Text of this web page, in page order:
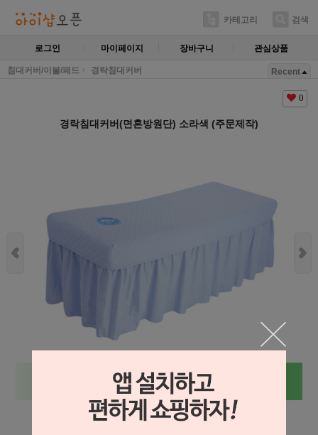
카테고리 검색
로그인 마이페이지 장바구니 관심상품
침대커버/이불/패드 경락침대커버 Recent
0
경락침대커버(면혼방원단) 소라색 (주문제작)